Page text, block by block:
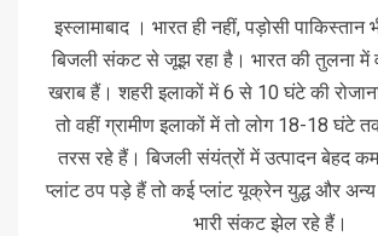
इस्लामाबाद । भारत ही नहीं, पड़ोसी पाकिस्तान
बिजली संकट से जूझ रहा है। भारत की तुलना में
खराब हैं। शहरी इलाकों में 6 से 10 घंटे की
तो वहीं ग्रामीण इलाकों में तो लोग 18-18 घंटे
तरस रहे हैं। बिजली संयंत्रों में उत्पादन बेहद
प्लांट ठप पड़े हैं तो कई प्लांट यूक्रेन युद्ध और
भारी संकट झेल रहे हैं।